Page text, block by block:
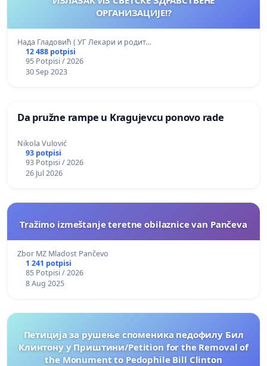
ОРГАНИЗАЦИЈЕ!?
Нада Гладовић ( УГ Лекари и родит…
12 488 potpisi
95 Potpisi / 2026
30 Sep 2023
Da pružne rampe u Kragujevcu ponovo rade
Nikola Vulović
93 potpisi
93 Potpisi / 2026
26 Jul 2026
Tražimo izmeštanje teretne obilaznice van Pančeva
Zbor MZ Mladost Pančevo
1 241 potpisi
85 Potpisi / 2026
8 Aug 2025
Петиција за рушење споменика педофилу Бил
Клинтону у Приштини/Petition for the Removal of
the Monument to Pedophile Bill Clinton